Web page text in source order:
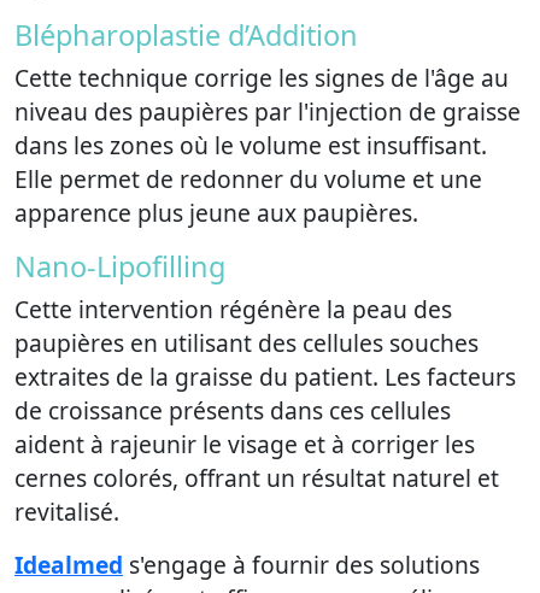
Blépharoplastie d’Addition
Cette technique corrige les signes de l'âge au
niveau des paupières par l'injection de graisse
dans les zones où le volume est insuffisant.
Elle permet de redonner du volume et une
apparence plus jeune aux paupières.
Nano-Lipofilling
Cette intervention régénère la peau des
paupières en utilisant des cellules souches
extraites de la graisse du patient. Les facteurs
de croissance présents dans ces cellules
aident à rajeunir le visage et à corriger les
cernes colorés, offrant un résultat naturel et
revitalisé.
Idealmed s'engage à fournir des solutions